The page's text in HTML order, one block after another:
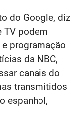
do Google, diz
TV podem
programação
da NBC,
canais do
transmitidos
espanhol,